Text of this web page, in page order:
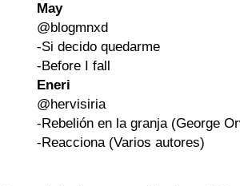
May
@blogmnxd
-Si decido quedarme
-Before I fall
Eneri
@hervisiria
-Rebelión en la granja (George
-Reacciona (Varios autores)